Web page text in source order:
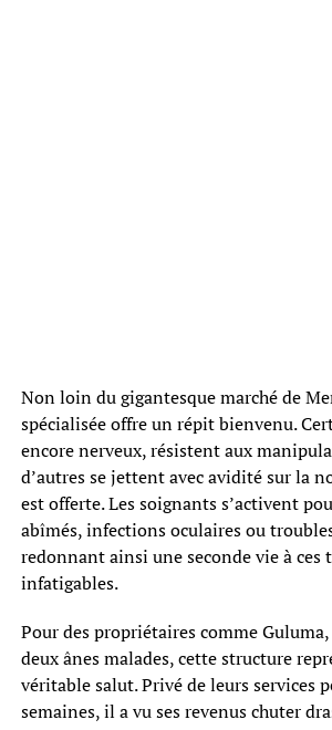
Non loin du gigantesque marché de
spécialisée offre un répit bienvenu.
encore nerveux, résistent aux
d’autres se jettent avec avidité sur la
est offerte. Les soignants s’activent
abîmés, infections oculaires ou
redonnant ainsi une seconde vie à ces
infatigables.
Pour des propriétaires comme Guluma,
deux ânes malades, cette structure
véritable salut. Privé de leurs services
semaines, il a vu ses revenus chuter